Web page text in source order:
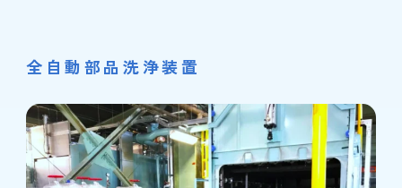
全自動部品洗浄装置